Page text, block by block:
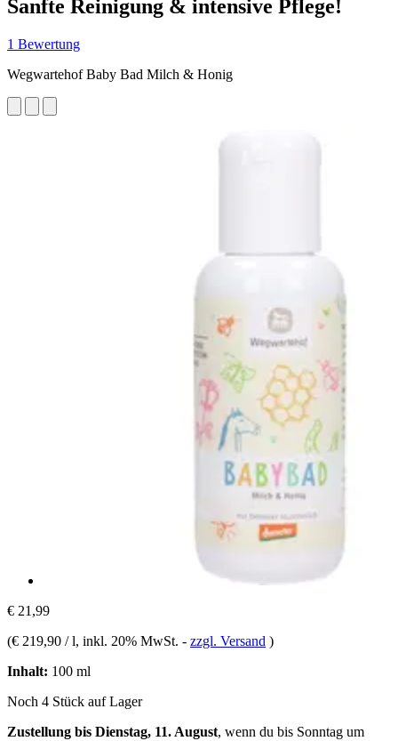
Sanfte Reinigung & intensive Pflege!
1 Bewertung
Wegwartehof Baby Bad Milch & Honig
€ 21,99
(€ 219,90 / l, inkl. 20% MwSt. - zzgl. Versand )
Inhalt: 100 ml
Noch 4 Stück auf Lager
Zustellung bis Dienstag, 11. August, wenn du bis Sonntag um